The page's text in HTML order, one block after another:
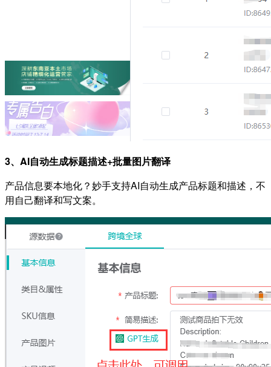
3、AI自动生成标题描述+批量图片翻译
产品信息要本地化？妙手支持AI自动生成产品标题和描述，不
用自己翻译和写文案。